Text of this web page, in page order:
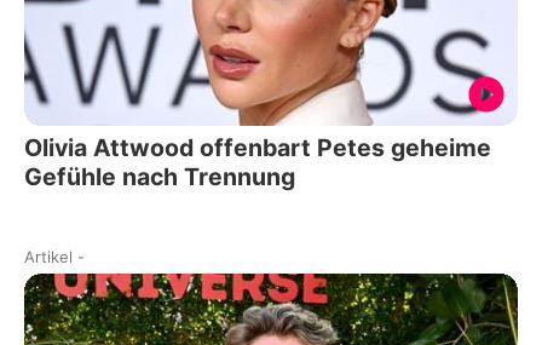
Olivia Attwood offenbart Petes geheime
Gefühle nach Trennung
Artikel -